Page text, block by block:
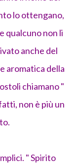
lo ottengano,
qualcuno non li
anche del
aromatica della
chiamano "
non è più un
" Spirito